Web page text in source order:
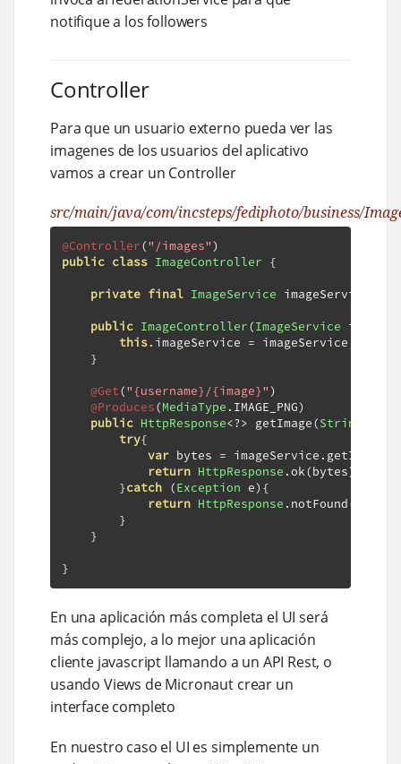
notifique a los followers
Controller
Para que un usuario externo pueda ver las
imagenes de los usuarios del aplicativo
vamos a crear un Controller
src/main/java/com/incsteps/fediphoto/business/
@Controller("/images")
public class ImageController {
private final ImageService imageService
public ImageController(ImageService
this. imageService = imageService
}
@Get("{username}/{image}")
@Produces(MediaType . IMAGE_PNG)
public HttpResponse<?> getImage(String
try{
var bytes = imageService . getImage
return HttpResponse .ok(bytes);
}catch (Exception e){
return HttpResponse . notFound();
}
}
}
En una aplicación más completa el UI será
más complejo, a lo mejor una aplicación
cliente javascript llamando a un API Rest, o
usando Views de Micronaut crear un
interface completo
En nuestro caso el UI es simplemente un